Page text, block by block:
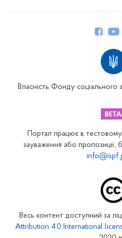
Закарпатське відділення
Запорізьке відділення
Кіровоградське відділення
Власність Фонду соціального
Портал працює в
зауваження або пропозиції,
Весь контент доступний за
Attribution 4.0 International